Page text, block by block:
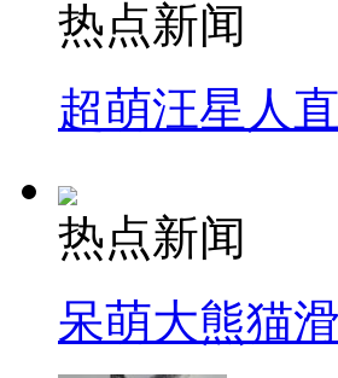
热点新闻
超萌汪星人
热点新闻
呆萌大熊猫